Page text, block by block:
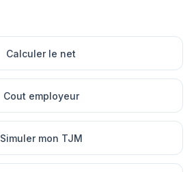
Calculer le net
Cout employeur
Simuler mon TJM